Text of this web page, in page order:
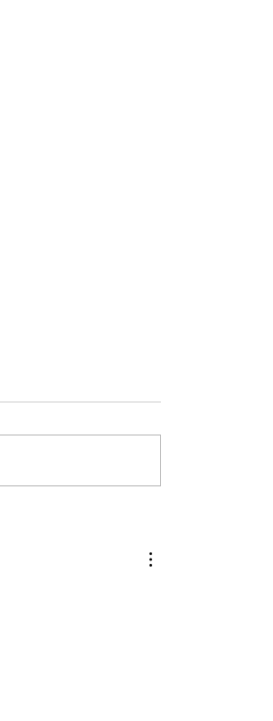
horúcich dňoch